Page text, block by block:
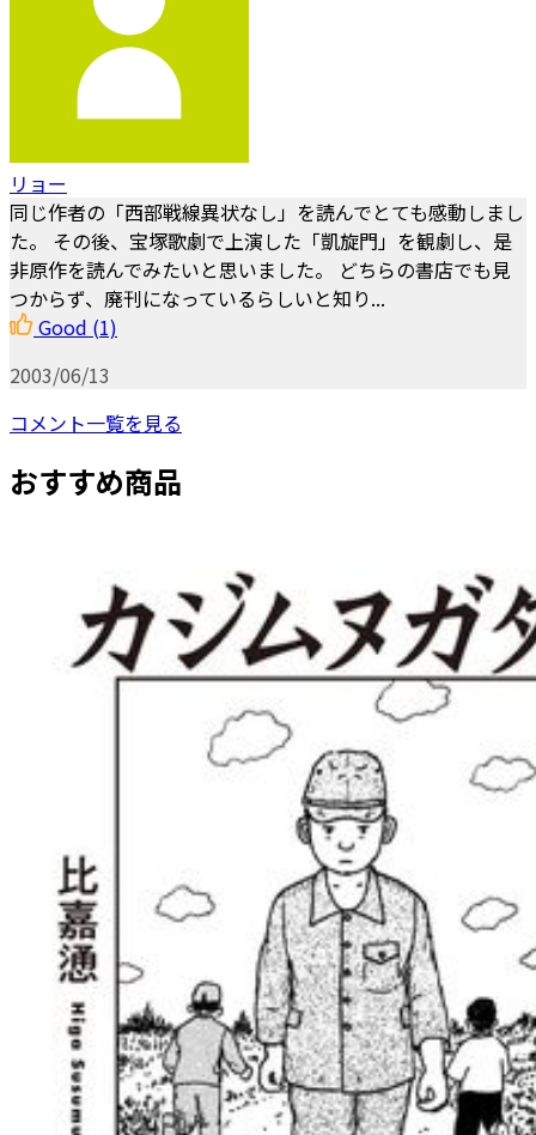
リョー
同じ作者の「西部戦線異状なし」を読んでとても感動しまし
た。 その後、宝塚歌劇で上演した「凱旋門」を観劇し、是
非原作を読んでみたいと思いました。 どちらの書店でも見
つからず、廃刊になっているらしいと知り...
Good (1)
2003/06/13
コメント一覧を見る
おすすめ商品